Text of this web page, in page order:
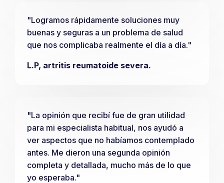
"Logramos rápidamente soluciones muy
buenas y seguras a un problema de salud
que nos complicaba realmente el día a día."
L.P, artritis reumatoide severa.
"La opinión que recibí fue de gran utilidad
para mi especialista habitual, nos ayudó a
ver aspectos que no habíamos contemplado
antes. Me dieron una segunda opinión
completa y detallada, mucho más de lo que
yo esperaba."